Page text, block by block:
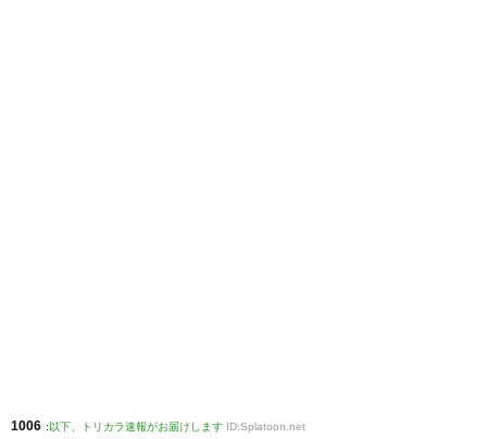
1006 :以下、トリカラ速報がお届けします ID:Splatoon.net